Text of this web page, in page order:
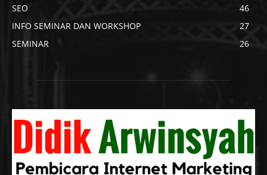
SEO
46
INFO SEMINAR DAN WORKSHOP
27
SEMINAR
26